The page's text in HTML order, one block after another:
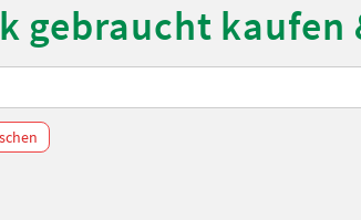
gebraucht kaufen